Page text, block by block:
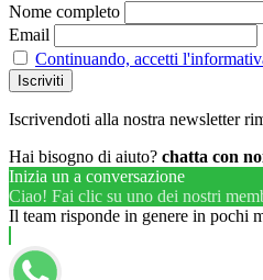
Nome completo
Email
Continuando, accetti
Iscrivendoti alla nostra newsletter
Hai bisogno di aiuto? chatta con
Inizia un a conversazione
Ciao! Fai clic su uno dei nostri
Il team risponde in genere in pochi